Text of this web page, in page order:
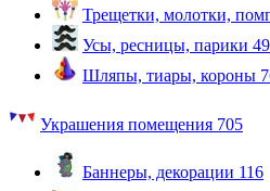
Трещетки, молотки,
Усы, ресницы, парики 49
Шляпы, тиары, короны
Украшения помещения 705
Баннеры, декорации 116